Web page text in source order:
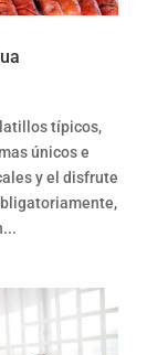
típicos,
únicos e
y el disfrute